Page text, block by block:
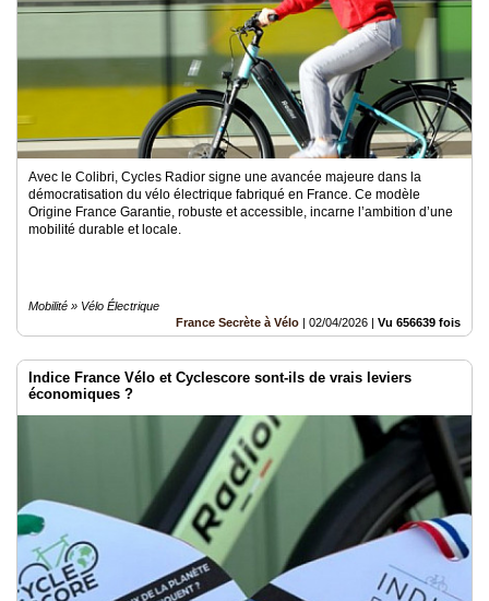
Avec le Colibri, Cycles Radior signe une avancée majeure dans la
démocratisation du vélo électrique fabriqué en France. Ce modèle
Origine France Garantie, robuste et accessible, incarne l’ambition d’une
mobilité durable et locale.
Mobilité » Vélo Électrique
France Secrète à Vélo | 02/04/2026 | Vu 656639 fois
Indice France Vélo et Cyclescore sont-ils de vrais leviers
économiques ?